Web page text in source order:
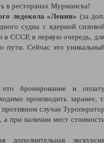
в ресторанах Мурманска!
ледокола «Ленин» (за
судна с ядерной
в СССР, в первую очередь,
пути. Сейчас это
бронирование и
производить заранее,
случае
а при наличии мест